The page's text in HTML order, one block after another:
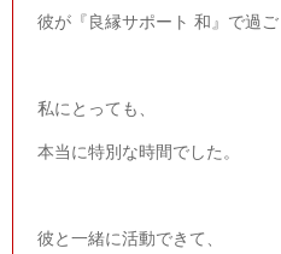
彼が『良縁サポート 和』で過ご
私にとっても、
本当に特別な時間でした。
彼と一緒に活動できて、